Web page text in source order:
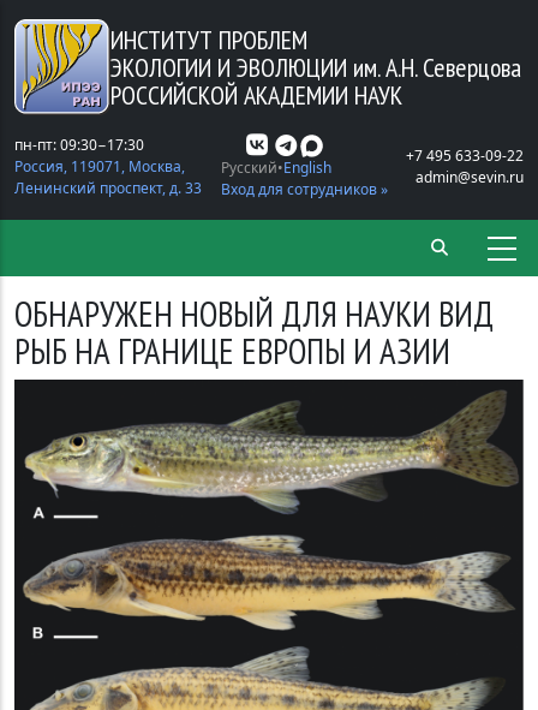
Перейти к основному содержанию
ИНСТИТУТ ПРОБЛЕМ
ЭКОЛОГИИ И ЭВОЛЮЦИИ им. А.Н. Северцова
РОССИЙСКОЙ АКАДЕМИИ НАУК
пн-пт: 09:30−17:30
Россия, 119071, Москва,
Ленинский проспект, д. 33
Русский English
Вход для сотрудников »
+7 495 633-09-22
admin@sevin.ru
ОБНАРУЖЕН НОВЫЙ ДЛЯ НАУКИ ВИД
РЫБ НА ГРАНИЦЕ ЕВРОПЫ И АЗИИ